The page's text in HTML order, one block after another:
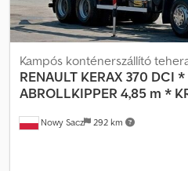
román (románul minden
beleértve a szükséges
Nowy Sacz 292 km
Kampós konténerszállító
RENAULT KERAX 370 DCI *
ABROLLKIPPER 4,85 m *